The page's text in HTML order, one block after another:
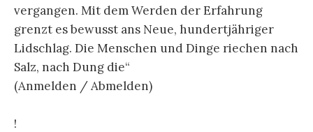
vergangen. Mit dem Werden der Erfahrung
grenzt es bewusst ans Neue, hundertjähriger
Lidschlag. Die Menschen und Dinge riechen nach
Salz, nach Dung die“
(Anmelden / Abmelden)
!